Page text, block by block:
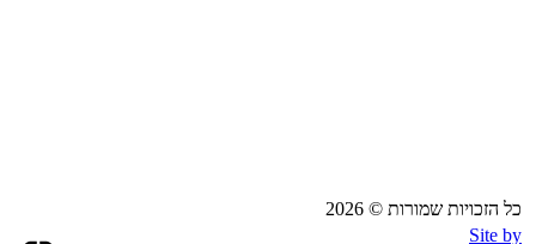
כל הזכויות שמורות © 2026
Site by